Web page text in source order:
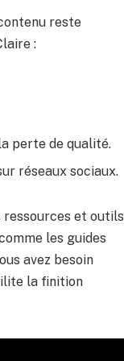
reste
:
perte de qualité.
réseaux sociaux.
ressources et outils
les guides
avez besoin
la finition